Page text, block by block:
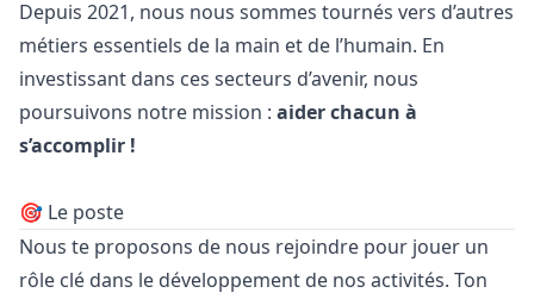
Depuis 2021, nous nous sommes tournés vers d’autres
métiers essentiels de la main et de l’humain. En
investissant dans ces secteurs d’avenir, nous
poursuivons notre mission : aider chacun à
s’accomplir !
🎯 Le poste
Nous te proposons de nous rejoindre pour jouer un
rôle clé dans le développement de nos activités. Ton